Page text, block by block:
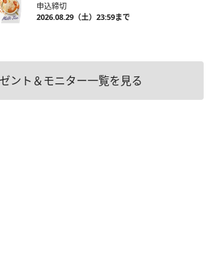
申込締切
2026.08.29（土）23:59まで
ント＆モニター一覧を見る